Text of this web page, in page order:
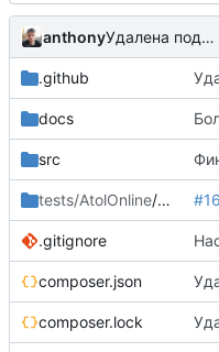
anthony Удалена поддержка php8.0, корректировки по README
.github
docs
src
tests/AtolOnline/Tests
.gitignore
composer.json
composer.lock